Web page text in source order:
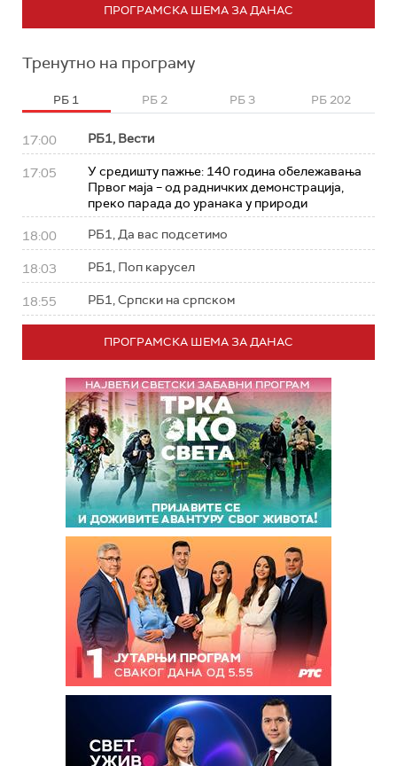
ПРОГРАМСКА ШЕМА ЗА ДАНАС
Тренутно на програму
РБ 1 РБ 2 РБ 3 РБ 202
17:00 РБ1, Вести
17:05
У средишту пажње: 140 година обележавања
Првог маја – од радничких демонстрација,
преко парада до уранака у природи
18:00 РБ1, Да вас подсетимо
18:03 РБ1, Поп карусел
18:55 РБ1, Српски на српском
ПРОГРАМСКА ШЕМА ЗА ДАНАС